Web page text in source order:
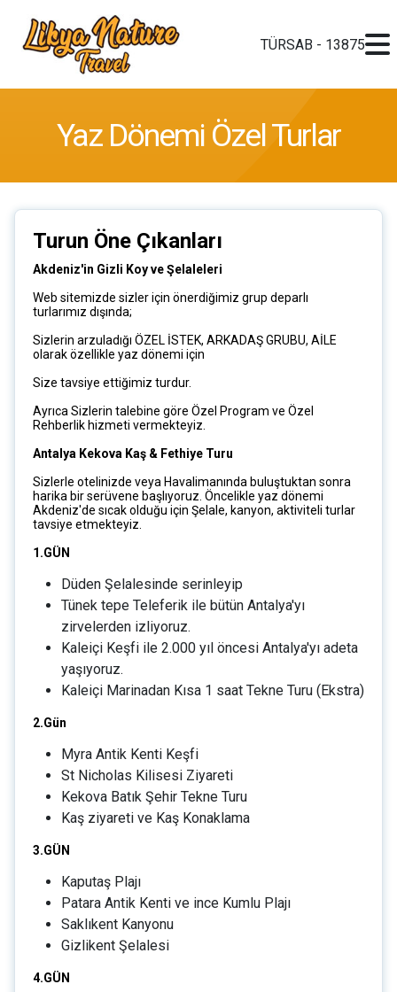
TÜRSAB - 13875
Yaz Dönemi Özel Turlar
Turun Öne Çıkanları
Akdeniz'in Gizli Koy ve Şelaleleri
Web sitemizde sizler için önerdiğimiz grup deparlı
turlarımız dışında;
Sizlerin arzuladığı ÖZEL İSTEK, ARKADAŞ GRUBU, AİLE
olarak özellikle yaz dönemi için
Size tavsiye ettiğimiz turdur.
Ayrıca Sizlerin talebine göre Özel Program ve Özel
Rehberlik hizmeti vermekteyiz.
Antalya Kekova Kaş & Fethiye Turu
Sizlerle otelinizde veya Havalimanında buluştuktan sonra
harika bir serüvene başlıyoruz. Öncelikle yaz dönemi
Akdeniz'de sıcak olduğu için Şelale, kanyon, aktiviteli turlar
tavsiye etmekteyiz.
1.GÜN
Düden Şelalesinde serinleyip
Tünek tepe Teleferik ile bütün Antalya'yı
zirvelerden izliyoruz.
Kaleiçi Keşfi ile 2.000 yıl öncesi Antalya'yı adeta
yaşıyoruz.
Kaleiçi Marinadan Kısa 1 saat Tekne Turu (Ekstra)
2.Gün
Myra Antik Kenti Keşfi
St Nicholas Kilisesi Ziyareti
Kekova Batık Şehir Tekne Turu
Kaş ziyareti ve Kaş Konaklama
3.GÜN
Kaputaş Plajı
Patara Antik Kenti ve ince Kumlu Plajı
Saklıkent Kanyonu
Gizlikent Şelalesi
4.GÜN